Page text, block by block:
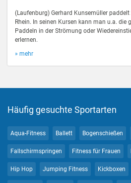
(Laufenburg) Gerhard Kunsemüller
Rhein. In seinen Kursen kann man u.a. die
Paddeln in der Strömung oder
erlernen.
» mehr
Häufig gesuchte Sportarten
Aqua-Fitness Ballett Bogenschießen
Fallschirmspringen Fitness für Frauen
Hip Hop Jumping Fitness Kickboxen